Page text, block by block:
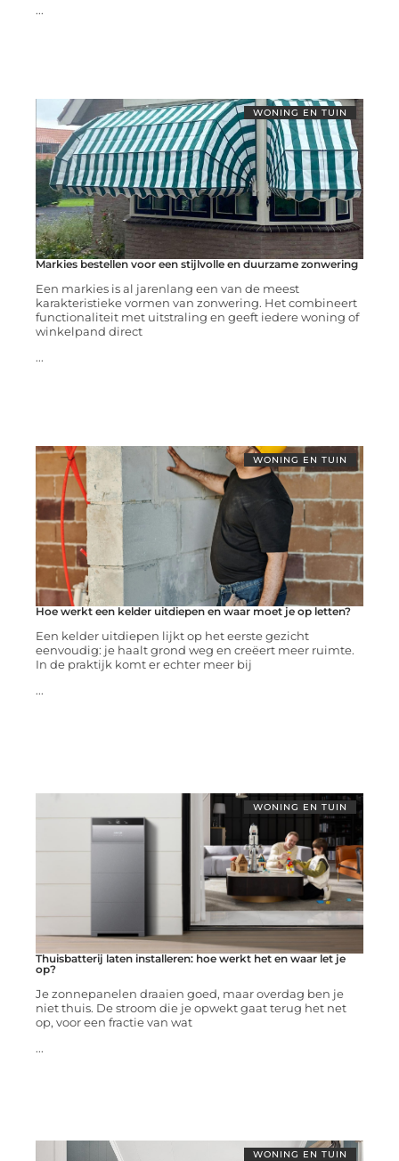
...
WONING EN TUIN
Markies bestellen voor een stijlvolle en duurzame zonwering
Een markies is al jarenlang een van de meest
karakteristieke vormen van zonwering. Het combineert
functionaliteit met uitstraling en geeft iedere woning of
winkelpand direct
...
WONING EN TUIN
Hoe werkt een kelder uitdiepen en waar moet je op letten?
Een kelder uitdiepen lijkt op het eerste gezicht
eenvoudig: je haalt grond weg en creëert meer ruimte.
In de praktijk komt er echter meer bij
...
WONING EN TUIN
Thuisbatterij laten installeren: hoe werkt het en waar let je
op?
Je zonnepanelen draaien goed, maar overdag ben je
niet thuis. De stroom die je opwekt gaat terug het net
op, voor een fractie van wat
...
WONING EN TUIN